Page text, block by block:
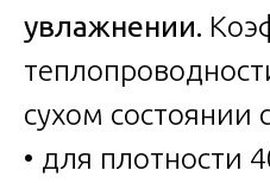
увлажнении.
сухом состоянии
• для плотности